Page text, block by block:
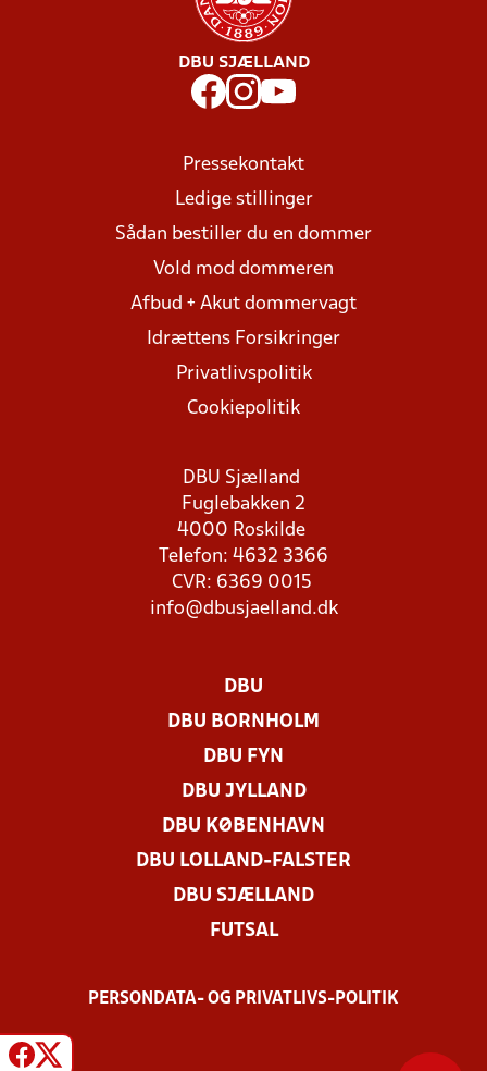
DBU SJÆLLAND
Pressekontakt
Ledige stillinger
Sådan bestiller du en dommer
Vold mod dommeren
Afbud + Akut dommervagt
Idrættens Forsikringer
Privatlivspolitik
Cookiepolitik
DBU Sjælland
Fuglebakken 2
4000 Roskilde
Telefon: 4632 3366
CVR: 6369 0015
info@dbusjaelland.dk
DBU
DBU BORNHOLM
DBU FYN
DBU JYLLAND
DBU KØBENHAVN
DBU LOLLAND-FALSTER
DBU SJÆLLAND
FUTSAL
PERSONDATA- OG PRIVATLIVS-POLITIK